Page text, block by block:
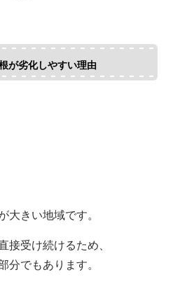
が劣化しやすい理由
大きい地域です。
接受け続けるため、
分でもあります。